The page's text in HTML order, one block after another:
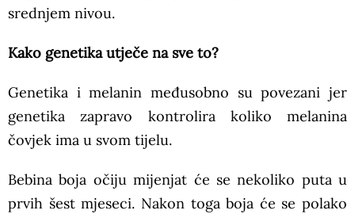
srednjem nivou.
Kako genetika utječe na sve to?
Genetika i melanin međusobno su povezani jer
genetika zapravo kontrolira koliko melanina
čovjek ima u svom tijelu.
Bebina boja očiju mijenjat će se nekoliko puta u
prvih šest mjeseci. Nakon toga boja će se polako